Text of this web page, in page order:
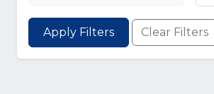
Apply Filters Clear Filters